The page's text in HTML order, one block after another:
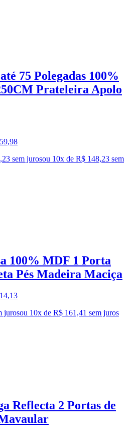
75 Polegadas 100%
Prateleira Apolo
,98
sem jurosou 10x de R$ 148,23 sem
100% MDF 1 Porta
Pés Madeira Maciça
,13
jurosou 10x de R$ 161,41 sem juros
Reflecta 2 Portas de